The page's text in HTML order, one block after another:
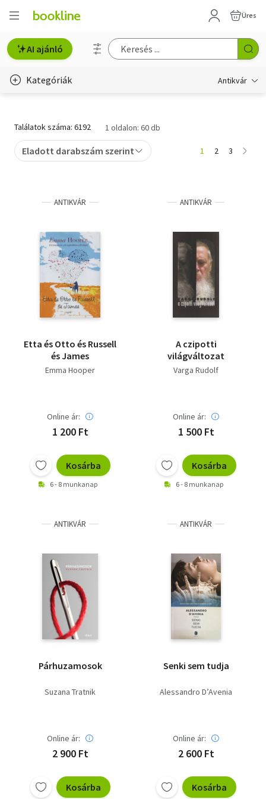
Üres
AI ajánló
Kategóriák Antikvár
Életmód, egészség
Hobbi, szabadidő
Idegen nyelvű
Irodalom
Minikönyv
Művészet
Szótár, nyelvkönyv
Társadalomtudomány
Történelem
Találatok száma: 6192 1 oldalon: 60 db
Eladott darabszám szerint 1 2 3
ANTIKVÁR
Etta és Otto és Russell
és James
Emma Hooper
Online ár:
1 200 Ft
Kosárba
6 - 8 munkanap
ANTIKVÁR
A czipotti
világváltozat
Varga Rudolf
Online ár:
1 500 Ft
Kosárba
6 - 8 munkanap
ANTIKVÁR
Párhuzamosok
Suzana Tratnik
Online ár:
2 900 Ft
Kosárba
ANTIKVÁR
Senki sem tudja
Alessandro D’Avenia
Online ár:
2 600 Ft
Kosárba